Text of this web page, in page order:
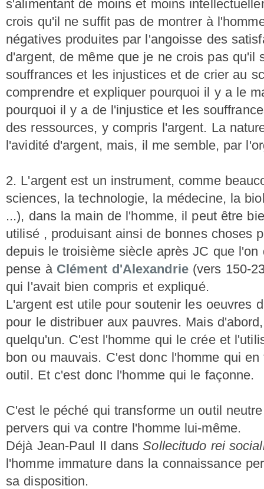
s'alimentant de moins et moins
crois qu'il ne suffit pas de montrer à
négatives produites par l'angoisse des
d'argent, de même que je ne crois pas qu'il
souffrances et les injustices et de crier au
comprendre et expliquer pourquoi il y a le
pourquoi il y a de l'injustice et les
des ressources, y compris l'argent. La
l'avidité d'argent, mais, il me semble, par
2. L'argent est un instrument, comme
sciences, la technologie, la médecine, la
...), dans la main de l'homme, il peut être
utilisé , produisant ainsi de bonnes choses
depuis le troisième siècle après JC que
pense à Clément d'Alexandrie(vers 150-
qui l'avait bien compris et expliqué.
L'argent est utile pour soutenir les oeuvres
pour le distribuer aux pauvres. Mais
quelqu'un. C'est l'homme qui le crée et
bon ou mauvais. C'est donc l'homme qui
outil. Et c'est donc l'homme qui le façonne.
C'est le péché qui transforme un outil
pervers qui va contre l'homme lui-même.
Déjà Jean-Paul II dansSollecitudo rei
l'homme immature dans la connaissance
sa disposition.